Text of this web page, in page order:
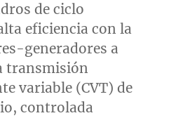
de ciclo
eficiencia con la
generadores a
transmisión
variable (CVT) de
controlada